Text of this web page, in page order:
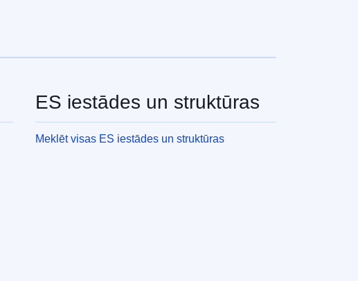
ES iestādes un struktūras
Meklēt visas ES iestādes un struktūras